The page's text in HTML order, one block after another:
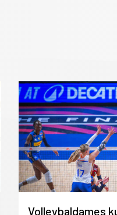
Volleybaldames